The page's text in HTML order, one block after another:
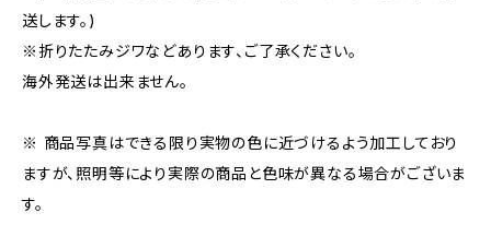
送します。)
※折りたたみジワなどあります、ご了承ください。
海外発送は出来ません。
※ 商品写真はできる限り実物の色に近づけるよう加工しており
ますが、照明等により実際の商品と色味が異なる場合がございま
す。